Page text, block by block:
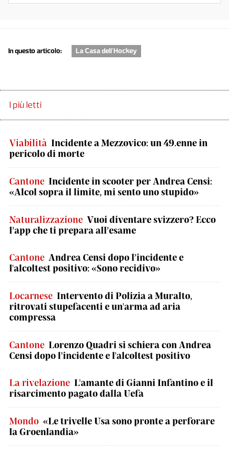
In questo articolo: La Casa dell'Hockey
I più letti
Viabilità Incidente a Mezzovico: un 49.enne in
pericolo di morte
Cantone Incidente in scooter per Andrea Censi:
«Alcol sopra il limite, mi sento uno stupido»
Naturalizzazione Vuoi diventare svizzero? Ecco
l’app che ti prepara all’esame
Cantone Andrea Censi dopo l’incidente e
l'alcoltest positivo: «Sono recidivo»
Locarnese Intervento di Polizia a Muralto,
ritrovati stupefacenti e un'arma ad aria
compressa
Cantone Lorenzo Quadri si schiera con Andrea
Censi dopo l’incidente e l'alcoltest positivo
La rivelazione L'amante di Gianni Infantino e il
risarcimento pagato dalla Uefa
Mondo «Le trivelle Usa sono pronte a perforare
la Groenlandia»